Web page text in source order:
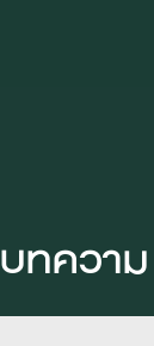
บทความ